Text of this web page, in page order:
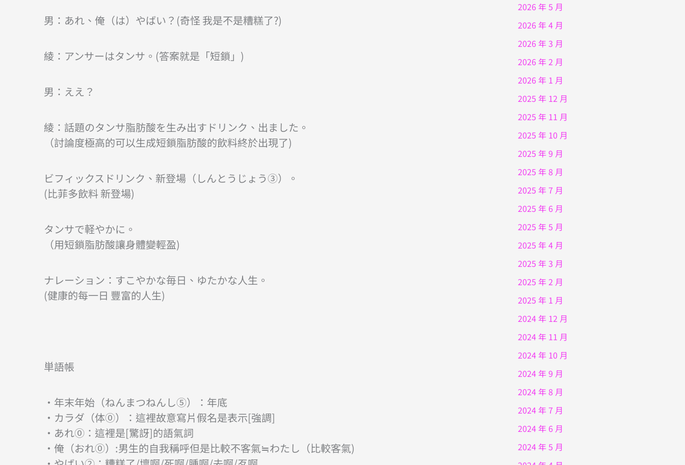
男：あれ、俺（は）やばい？(奇怪 我是不是糟糕了?)
綾：アンサーはタンサ。(答案就是「短鎖」)
男：ええ？
綾：話題のタンサ脂肪酸を生み出すドリンク、出ました。
（討論度極高的可以生成短鎖脂肪酸的飲料終於出現了)
ビフィックスドリンク、新登場（しんとうじょう③）。
(比菲多飲料 新登場)
タンサで軽やかに。
（用短鎖脂肪酸讓身體變輕盈)
ナレーション：すこやかな毎日、ゆたかな人生。
(健康的每一日 豐富的人生)
単語帳
・年末年始（ねんまつねんし⑤）：年底
・カラダ（体⓪）：這裡故意寫片假名是表示[強調]
・あれ⓪：這裡是[驚訝]的語氣詞
・俺（おれ⓪）:男生的自我稱呼但是比較不客氣≒わたし（比較客氣)
2026 年 5 月
2026 年 4 月
2026 年 3 月
2026 年 2 月
2026 年 1 月
2025 年 12 月
2025 年 11 月
2025 年 10 月
2025 年 9 月
2025 年 8 月
2025 年 7 月
2025 年 6 月
2025 年 5 月
2025 年 4 月
2025 年 3 月
2025 年 2 月
2025 年 1 月
2024 年 12 月
2024 年 11 月
2024 年 10 月
2024 年 9 月
2024 年 8 月
2024 年 7 月
2024 年 6 月
2024 年 5 月